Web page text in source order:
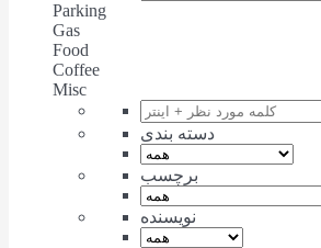
Parking
Gas
Food
Coffee
Misc
دسته بندی
برچسب
نویسنده